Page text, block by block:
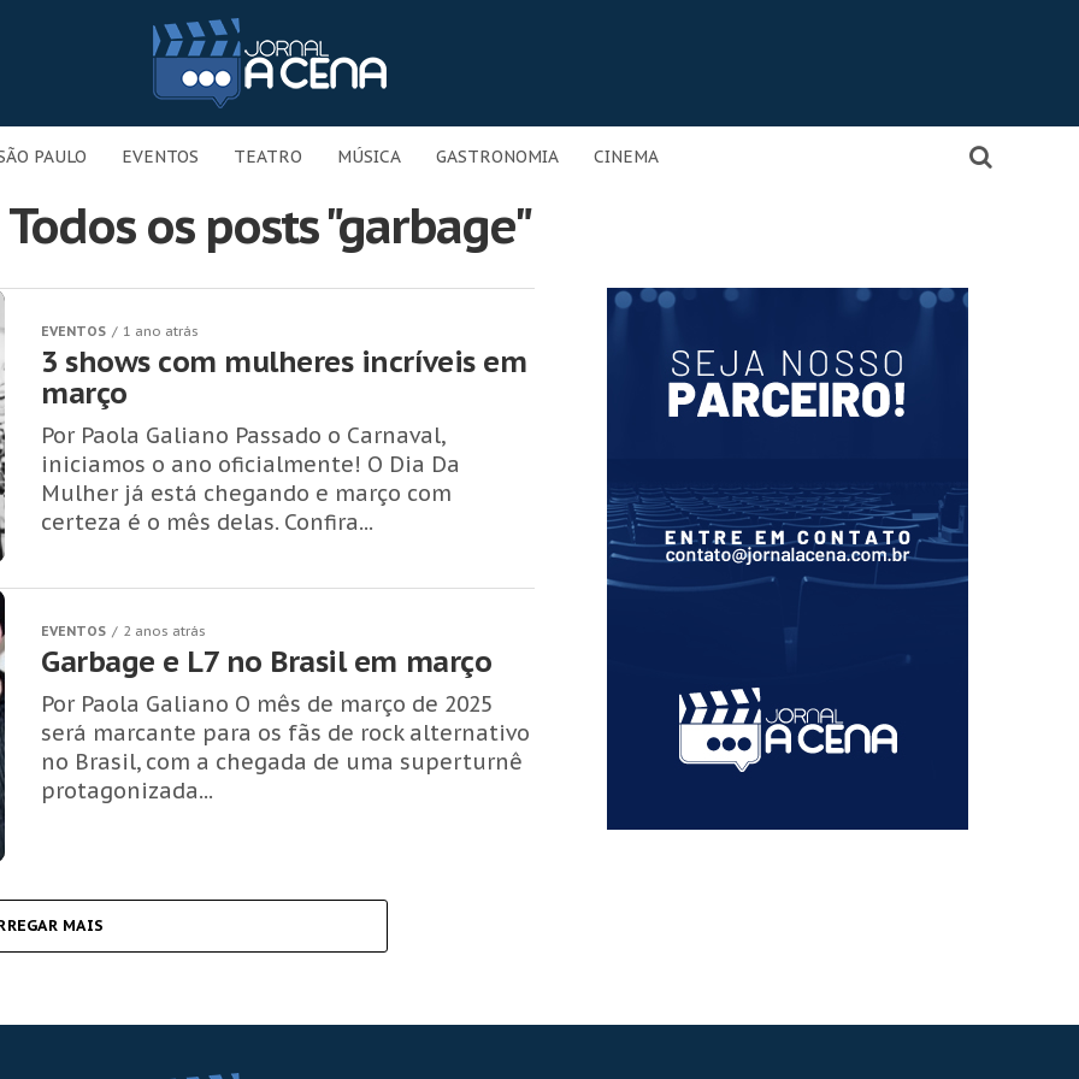
PAULO EVENTOS TEATRO MÚSICA GASTRONOMIA CINEMA
Todos os posts "garbage"
EVENTOS 1 ano atrás
3 shows com mulheres incríveis em
março
Por Paola Galiano Passado o Carnaval,
iniciamos o ano oficialmente! O Dia Da
Mulher já está chegando e março com
certeza é o mês delas. Confira...
EVENTOS 2 anos atrás
Garbage e L7 no Brasil em março
Por Paola Galiano O mês de março de 2025
será marcante para os fãs de rock alternativo
no Brasil, com a chegada de uma superturnê
protagonizada...
MAIS